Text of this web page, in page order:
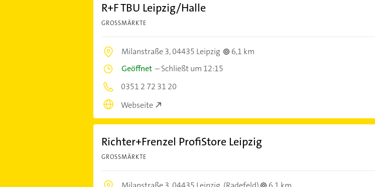
R+F TBU Leipzig/Halle
GROSSMÄRKTE
Milanstraße 3,04435 Leipzig
6,1 km
Geöffnet–Schließt um 12:15
0351 2 72 31 20
Webseite
Richter+Frenzel ProfiStore Leipzig
GROSSMÄRKTE